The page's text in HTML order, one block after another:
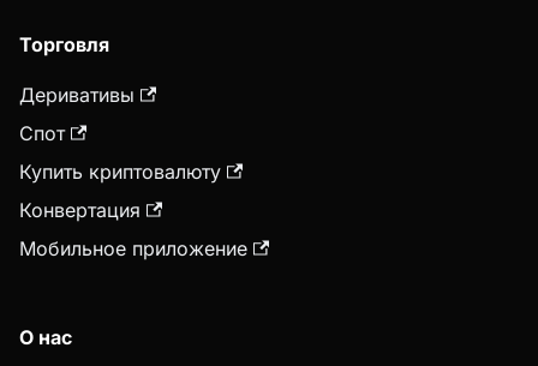
Торговля
Деривативы
Спот
Купить криптовалюту
Конвертация
Мобильное приложение
О нас